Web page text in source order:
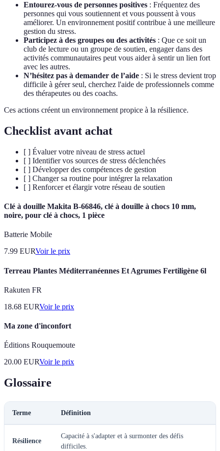
Entourez-vous de personnes positives : Fréquentez des
personnes qui vous soutiennent et vous poussent à vous
améliorer. Un environnement positif contribue à une meilleure
gestion du stress.
Participez à des groupes ou des activités : Que ce soit un
club de lecture ou un groupe de soutien, engager dans des
activités communautaires peut vous aider à sentir un lien fort
avec les autres.
N’hésitez pas à demander de l’aide : Si le stress devient trop
difficile à gérer seul, cherchez l'aide de professionnels comme
des thérapeutes ou des coachs.
Ces actions créent un environnement propice à la résilience.
Checklist avant achat
[ ] Évaluer votre niveau de stress actuel
[ ] Identifier vos sources de stress déclenchées
[ ] Développer des compétences de gestion
[ ] Changer sa routine pour intégrer la relaxation
[ ] Renforcer et élargir votre réseau de soutien
Clé à douille Makita B-66846, clé à douille à chocs 10 mm,
noire, pour clé à chocs, 1 pièce
Batterie Mobile
7.99 EURVoir le prix
Terreau Plantes Méditerranéennes Et Agrumes Fertiligène 6l
Rakuten FR
18.68 EURVoir le prix
Ma zone d'inconfort
Éditions Rouquemoute
20.00 EURVoir le prix
Glossaire
Terme Définition
Résilience
Capacité à s'adapter et à surmonter des défis
difficiles.